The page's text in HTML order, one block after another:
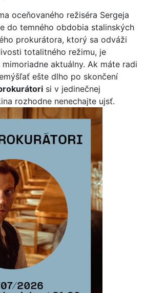
oceňovaného režiséra Sergeja
do temného obdobia stalinských
prokurátora, ktorý sa odváži
totalitného režimu, je
aktuálny. Ak máte radi
ešte dlho po skončení
si v jedinečnej
rozhodne nenechajte ujsť.